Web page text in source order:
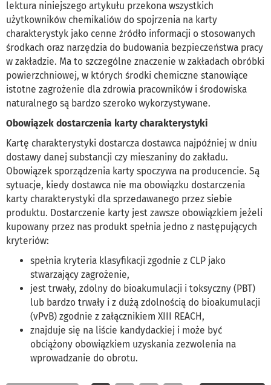
lektura niniejszego artykułu przekona wszystkich
użytkowników chemikaliów do spojrzenia na karty
charakterystyk jako cenne źródło informacji o stosowanych
środkach oraz narzędzia do budowania bezpieczeństwa pracy
w zakładzie. Ma to szczególne znaczenie w zakładach obróbki
powierzchniowej, w których środki chemiczne stanowiące
istotne zagrożenie dla zdrowia pracowników i środowiska
naturalnego są bardzo szeroko wykorzystywane.
Obowiązek dostarczenia karty charakterystyki
Kartę charakterystyki dostarcza dostawca najpóźniej w dniu
dostawy danej substancji czy mieszaniny do zakładu.
Obowiązek sporządzenia karty spoczywa na producencie. Są
sytuacje, kiedy dostawca nie ma obowiązku dostarczenia
karty charakterystyki dla sprzedawanego przez siebie
produktu. Dostarczenie karty jest zawsze obowiązkiem jeżeli
kupowany przez nas produkt spełnia jedno z następujących
kryteriów:
spełnia kryteria klasyfikacji zgodnie z CLP jako
stwarzający zagrożenie,
jest trwały, zdolny do bioakumulacji i toksyczny (PBT)
lub bardzo trwały i z dużą zdolnością do bioakumulacji
(vPvB) zgodnie z załącznikiem XIII REACH,
znajduje się na liście kandydackiej i może być
obciążony obowiązkiem uzyskania zezwolenia na
wprowadzanie do obrotu.